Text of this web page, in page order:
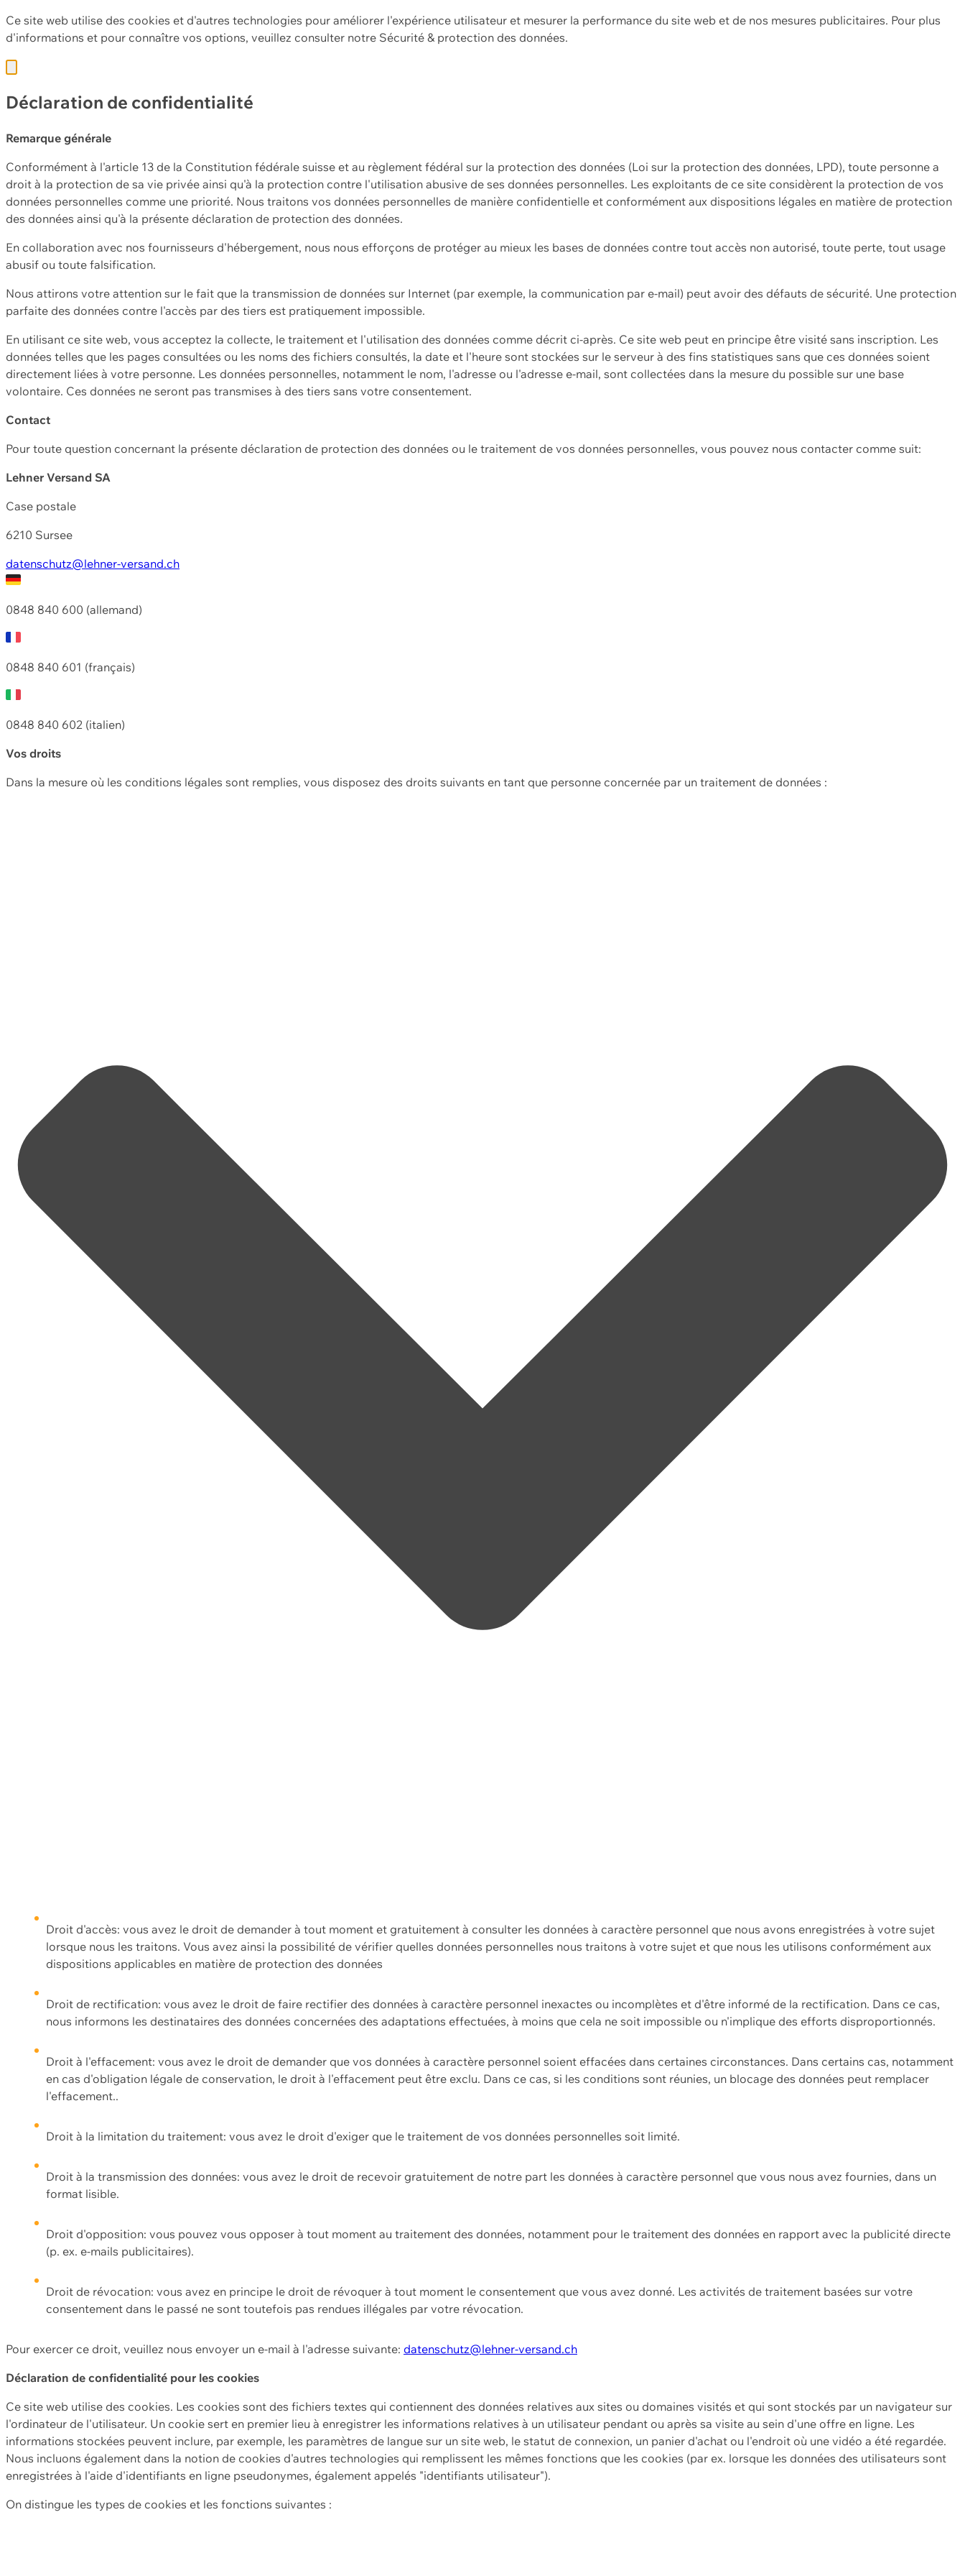
Ce site web utilise des cookies et d'autres technologies pour améliorer l'expérience utilisateur et mesurer la performance du site web et de nos mesures publicitaires. Pour plus
d'informations et pour connaître vos options, veuillez consulter notre Sécurité & protection des données.
Déclaration de confidentialité
Remarque générale
Conformément à l'article 13 de la Constitution fédérale suisse et au règlement fédéral sur la protection des données (Loi sur la protection des données, LPD), toute personne a
droit à la protection de sa vie privée ainsi qu'à la protection contre l'utilisation abusive de ses données personnelles. Les exploitants de ce site considèrent la protection de vos
données personnelles comme une priorité. Nous traitons vos données personnelles de manière confidentielle et conformément aux dispositions légales en matière de protection
des données ainsi qu'à la présente déclaration de protection des données.
En collaboration avec nos fournisseurs d'hébergement, nous nous efforçons de protéger au mieux les bases de données contre tout accès non autorisé, toute perte, tout usage
abusif ou toute falsification.
Nous attirons votre attention sur le fait que la transmission de données sur Internet (par exemple, la communication par e-mail) peut avoir des défauts de sécurité. Une protection
parfaite des données contre l'accès par des tiers est pratiquement impossible.
En utilisant ce site web, vous acceptez la collecte, le traitement et l'utilisation des données comme décrit ci-après. Ce site web peut en principe être visité sans inscription. Les
données telles que les pages consultées ou les noms des fichiers consultés, la date et l'heure sont stockées sur le serveur à des fins statistiques sans que ces données soient
directement liées à votre personne. Les données personnelles, notamment le nom, l'adresse ou l'adresse e-mail, sont collectées dans la mesure du possible sur une base
volontaire. Ces données ne seront pas transmises à des tiers sans votre consentement.
Contact
Pour toute question concernant la présente déclaration de protection des données ou le traitement de vos données personnelles, vous pouvez nous contacter comme suit:
Lehner Versand SA
Case postale
6210 Sursee
datenschutz@lehner-versand.ch
0848 840 600 (allemand)
0848 840 601 (français)
0848 840 602 (italien)
Vos droits
Dans la mesure où les conditions légales sont remplies, vous disposez des droits suivants en tant que personne concernée par un traitement de données :
Droit d'accès: vous avez le droit de demander à tout moment et gratuitement à consulter les données à caractère personnel que nous avons enregistrées à votre sujet
lorsque nous les traitons. Vous avez ainsi la possibilité de vérifier quelles données personnelles nous traitons à votre sujet et que nous les utilisons conformément aux
dispositions applicables en matière de protection des données
Droit de rectification: vous avez le droit de faire rectifier des données à caractère personnel inexactes ou incomplètes et d'être informé de la rectification. Dans ce cas,
nous informons les destinataires des données concernées des adaptations effectuées, à moins que cela ne soit impossible ou n'implique des efforts disproportionnés.
Droit à l'effacement: vous avez le droit de demander que vos données à caractère personnel soient effacées dans certaines circonstances. Dans certains cas, notamment
en cas d'obligation légale de conservation, le droit à l'effacement peut être exclu. Dans ce cas, si les conditions sont réunies, un blocage des données peut remplacer
l'effacement..
Droit à la limitation du traitement: vous avez le droit d'exiger que le traitement de vos données personnelles soit limité.
Droit à la transmission des données: vous avez le droit de recevoir gratuitement de notre part les données à caractère personnel que vous nous avez fournies, dans un
format lisible.
Droit d'opposition: vous pouvez vous opposer à tout moment au traitement des données, notamment pour le traitement des données en rapport avec la publicité directe
(p. ex. e-mails publicitaires).
Droit de révocation: vous avez en principe le droit de révoquer à tout moment le consentement que vous avez donné. Les activités de traitement basées sur votre
consentement dans le passé ne sont toutefois pas rendues illégales par votre révocation.
Pour exercer ce droit, veuillez nous envoyer un e-mail à l'adresse suivante: datenschutz@lehner-versand.ch
Déclaration de confidentialité pour les cookies
Ce site web utilise des cookies. Les cookies sont des fichiers textes qui contiennent des données relatives aux sites ou domaines visités et qui sont stockés par un navigateur sur
l'ordinateur de l'utilisateur. Un cookie sert en premier lieu à enregistrer les informations relatives à un utilisateur pendant ou après sa visite au sein d'une offre en ligne. Les
informations stockées peuvent inclure, par exemple, les paramètres de langue sur un site web, le statut de connexion, un panier d'achat ou l'endroit où une vidéo a été regardée.
Nous incluons également dans la notion de cookies d'autres technologies qui remplissent les mêmes fonctions que les cookies (par ex. lorsque les données des utilisateurs sont
enregistrées à l'aide d'identifiants en ligne pseudonymes, également appelés "identifiants utilisateur").
On distingue les types de cookies et les fonctions suivantes :